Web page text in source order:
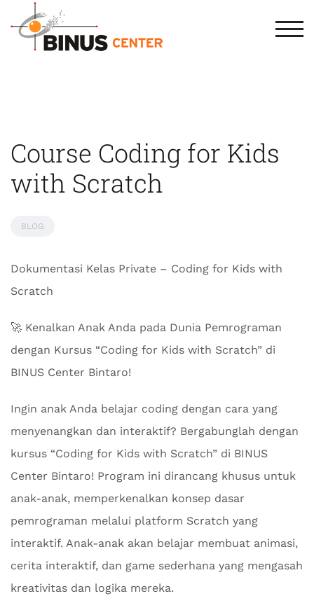
Course Coding for Kids
with Scratch
BLOG
Dokumentasi Kelas Private – Coding for Kids with
Scratch
🚀 Kenalkan Anak Anda pada Dunia Pemrograman
dengan Kursus “Coding for Kids with Scratch” di
BINUS Center Bintaro!
Ingin anak Anda belajar coding dengan cara yang
menyenangkan dan interaktif? Bergabunglah dengan
kursus “Coding for Kids with Scratch” di BINUS
Center Bintaro! Program ini dirancang khusus untuk
anak-anak, memperkenalkan konsep dasar
pemrograman melalui platform Scratch yang
interaktif. Anak-anak akan belajar membuat animasi,
cerita interaktif, dan game sederhana yang mengasah
kreativitas dan logika mereka.